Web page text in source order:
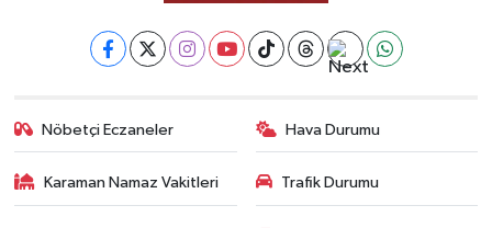
Nöbetçi Eczaneler Hava Durumu
Karaman Namaz Vakitleri Trafik Durumu